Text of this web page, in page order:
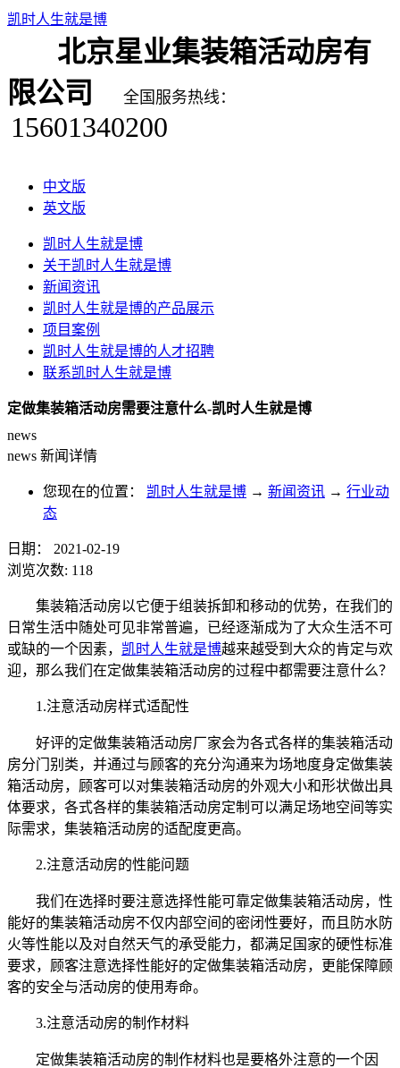
凯时人生就是博
北京星业集装箱活动房有
限公司
全国服务热线：
15601340200
中文版
英文版
凯时人生就是博
关于凯时人生就是博
新闻资讯
凯时人生就是博的产品展示
项目案例
凯时人生就是博的人才招聘
联系凯时人生就是博
定做集装箱活动房需要注意什么-凯时人生就是博
news
news 新闻详情
您现在的位置： 凯时人生就是博 → 新闻资讯 → 行业动
态
日期：
2021-02-19
浏览次数: 118
集装箱活动房以它便于组装拆卸和移动的优势，在我们的
日常生活中随处可见非常普遍，已经逐渐成为了大众生活不可
或缺的一个因素， 凯时人生就是博越来越受到大众的肯定与欢
迎，那么我们在定做集装箱活动房的过程中都需要注意什么？
1.注意活动房样式适配性
好评的定做集装箱活动房厂家会为各式各样的集装箱活动
房分门别类，并通过与顾客的充分沟通来为场地度身定做集装
箱活动房，顾客可以对集装箱活动房的外观大小和形状做出具
体要求，各式各样的集装箱活动房定制可以满足场地空间等实
际需求，集装箱活动房的适配度更高。
2.注意活动房的性能问题
我们在选择时要注意选择性能可靠定做集装箱活动房，性
能好的集装箱活动房不仅内部空间的密闭性要好，而且防水防
火等性能以及对自然天气的承受能力，都满足国家的硬性标准
要求，顾客注意选择性能好的定做集装箱活动房，更能保障顾
客的安全与活动房的使用寿命。
3.注意活动房的制作材料
定做集装箱活动房的制作材料也是要格外注意的一个因